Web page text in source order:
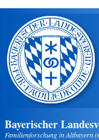
Direkt zum Inhalt
Bayerischer
Familienforschung in Altbayern